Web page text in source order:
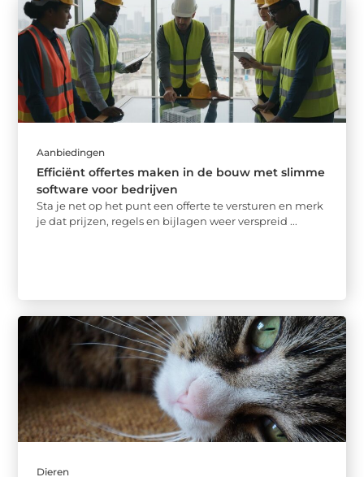
Aanbiedingen
Efficiënt offertes maken in de bouw met slimme
software voor bedrijven
Sta je net op het punt een offerte te versturen en merk
je dat prijzen, regels en bijlagen weer verspreid ...
Dieren